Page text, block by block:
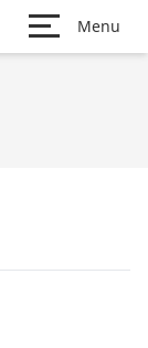
Menu